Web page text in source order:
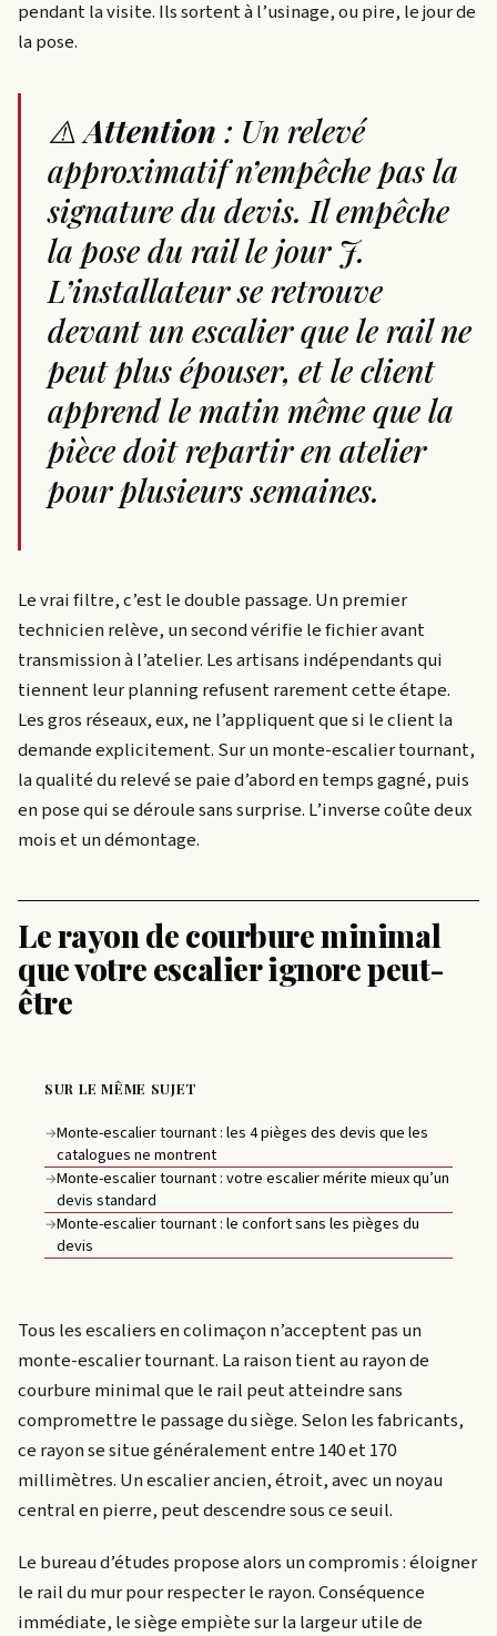
pendant la visite. Ils sortent à l’usinage, ou pire, le jour de
la pose.
⚠️Attention : Un relevé
approximatif n’empêche pas la
signature du devis. Il empêche
la pose du rail le jour J.
L’installateur se retrouve
devant un escalier que le rail ne
peut plus épouser, et le client
apprend le matin même que la
pièce doit repartir en atelier
pour plusieurs semaines.
Le vrai filtre, c’est le double passage. Un premier
technicien relève, un second vérifie le fichier avant
transmission à l’atelier. Les artisans indépendants qui
tiennent leur planning refusent rarement cette étape.
Les gros réseaux, eux, ne l’appliquent que si le client la
demande explicitement. Sur un monte-escalier tournant,
la qualité du relevé se paie d’abord en temps gagné, puis
en pose qui se déroule sans surprise. L’inverse coûte deux
mois et un démontage.
Le rayon de courbure minimal
que votre escalier ignore peut-
être
SUR LE MÊME SUJET
→Monte-escalier tournant : les 4 pièges des devis que les
catalogues ne montrent
→Monte-escalier tournant : votre escalier mérite mieux qu’un
devis standard
→Monte-escalier tournant : le confort sans les pièges du
devis
Tous les escaliers en colimaçon n’acceptent pas un
monte-escalier tournant. La raison tient au rayon de
courbure minimal que le rail peut atteindre sans
compromettre le passage du siège. Selon les fabricants,
ce rayon se situe généralement entre 140 et 170
millimètres. Un escalier ancien, étroit, avec un noyau
central en pierre, peut descendre sous ce seuil.
Le bureau d’études propose alors un compromis : éloigner
le rail du mur pour respecter le rayon. Conséquence
immédiate, le siège empiète sur la largeur utile de